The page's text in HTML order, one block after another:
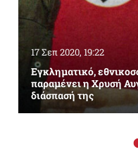
17 Σεπ 2020, 19:22
Εγκληματικό,
παραμένει η Χρυσή
διάσπασή της